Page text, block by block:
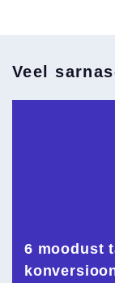
Veel
6 moodust